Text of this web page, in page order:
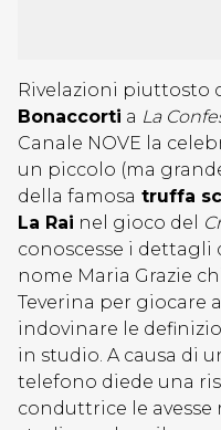
Rivelazioni piuttosto
Bonaccorti a La
Canale NOVE la
un piccolo (ma
della famosa truffa
La Rai nel gioco del
conoscesse i dettagli
nome Maria Grazie
Teverina per giocare
indovinare le
in studio. A causa di
telefono diede una
conduttrice le